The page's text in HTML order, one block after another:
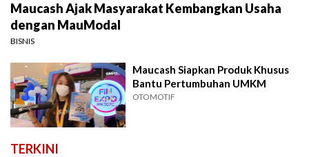
Maucash Ajak Masyarakat Kembangkan Usaha
dengan MauModal
BISNIS
Maucash Siapkan Produk Khusus
Bantu Pertumbuhan UMKM
OTOMOTIF
TERKINI